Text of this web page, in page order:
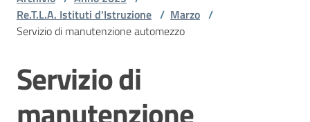
Accesso
Stazioni
appaltanti
Re.T.L.A. Istituti d'Istruzione / Marzo /
Servizio di manutenzione automezzo
Salta al contenuto
Servizio di